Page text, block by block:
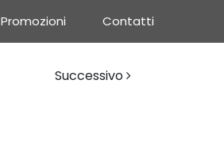
Promozioni Contatti
Successivo